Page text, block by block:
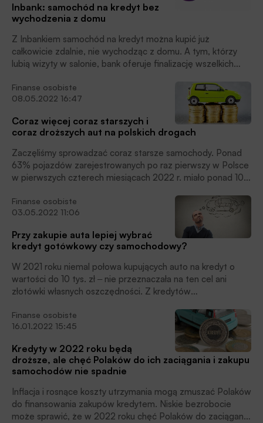
Inbank: samochód na kredyt bez
wychodzenia z domu
Z Inbankiem samochód na kredyt można kupić już
całkowicie zdalnie, nie wychodząc z domu. A tym, którzy
lubią wizyty w salonie, bank oferuje finalizację wszelkich
ciągu zaledwie godziny.
Finanse osobiste
08.05.2022 16:47
Coraz więcej coraz starszych i
coraz droższych aut na polskich drogach
Zaczęliśmy sprowadzać coraz starsze samochody. Ponad
63% pojazdów zarejestrowanych po raz pierwszy w Polsce
w pierwszych czterech miesiącach 2022 r. miało ponad 10
niecałe 58%. Widzą to też firmy kredytujące zakup
samochodów. Przeciętny wiek samochodu kupowanego na
kredyt w Cofidis po I kwartale 2022 r. przekroczył 8 lat,
choć w poprzednich dwóch latach było to trochę ponad 7
lat, poinformowała Firma.
Finanse osobiste
03.05.2022 11:06
Przy zakupie auta lepiej wybrać
kredyt gotówkowy czy samochodowy?
W 2021 roku niemal połowa kupujących auto na kredyt o
wartości do 10 tys. zł ‒ nie przeznaczała na ten cel ani
złotówki własnych oszczędności. Z kredytów
odsetek kupujących samochody warte powyżej 100 tys. zł,
podkreślają eksperci Cofidis. Pandemia i jej ekonomiczne
skutki zmieniły podejście do zakupu samochodu na kredyt.
Coraz częściej dokładamy swoje oszczędności.
Finanse osobiste
16.01.2022 15:45
Kredyty w 2022 roku będą
droższe, ale chęć Polaków do ich zaciągania i zakupu
samochodów nie spadnie
Inflacja i rosnące koszty utrzymania mogą zmuszać Polaków
do finansowania zakupów kredytem. Niskie bezrobocie
może sprawić, że w 2022 roku chęć Polaków do zaciągania